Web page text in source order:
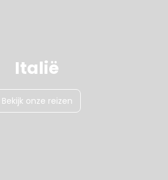
Italië
Bekijk onze reizen